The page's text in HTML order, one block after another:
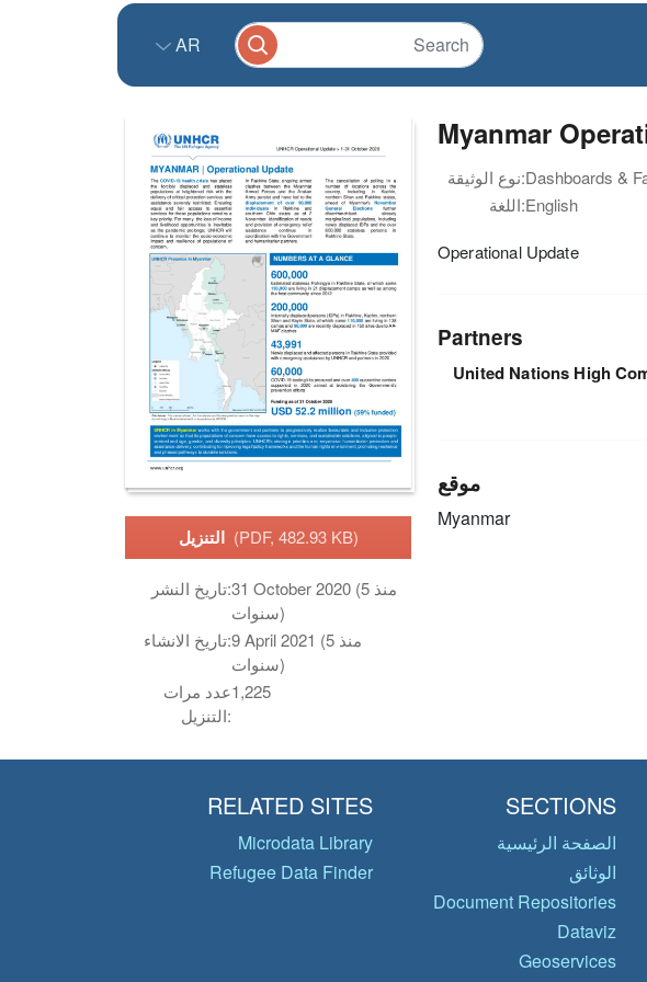
AR
التنزيل (PDF, 482.93 KB)
تاريخ النشر:31 October 2020 (منذ 5
سنوات)
تاريخ الانشاء:9 April 2021 (منذ 5
سنوات)
عدد مرات
التنزيل:
1,225
Myanmar
نوع الوثيقة:Dashboards &
اللغة:English
Operational Update
Partners
United Nations High
موقع
Myanmar
SECTIONS
الصفحة الرئيسية
الوثائق
Document Repositories
Dataviz
Geoservices
RELATED SITES
Microdata Library
Refugee Data Finder